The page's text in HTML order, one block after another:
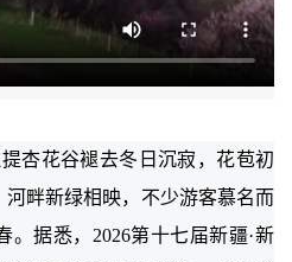
花谷褪去冬日沉寂，花苞初
畔新绿相映，不少游客慕名而
。据悉，2026第十七届新疆·新